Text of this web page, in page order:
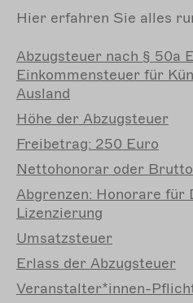
Hier erfahren Sie alles
Abzugsteuer nach § 50a
Einkommensteuer für
Ausland
Höhe der Abzugsteuer
Freibetrag: 250 Euro
Nettohonorar oder
Abgrenzen: Honorare für
Lizenzierung
Umsatzsteuer
Erlass der Abzugsteuer
Veranstalter*innen-